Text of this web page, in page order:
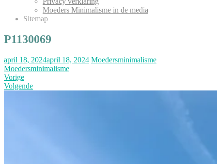
Moeders Minimalisme in de media
Sitemap
P1130069
april 18, 2024april 18, 2024 Moedersminimalisme
Moedersminimalisme
Vorige
Volgende